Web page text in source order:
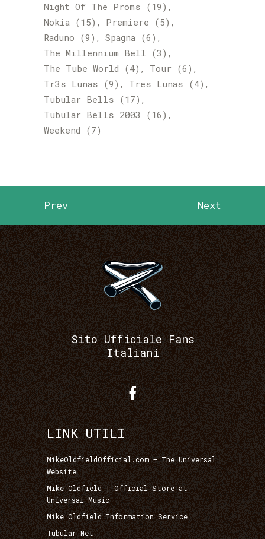
Night Of The Proms (19)
Nokia (15) Premiere (5)
Raduno (9) Spagna (6)
The Millennium Bell (3)
The Tube World (4) Tour (6)
Tr3s Lunas (9) Tres Lunas (4)
Tubular Bells (17)
Tubular Bells 2003 (16)
Weekend (7)
Prev Next
Sito Ufficiale Fans
Italiani
LINK UTILI
MikeOldfieldOfficial.com – The Universal
Website
Mike Oldfield | Official Store at
Universal Music
Mike Oldfield Information Service
Tubular Net